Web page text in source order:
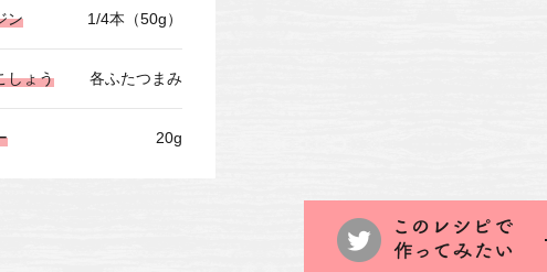
ン 1/4本（50g）
しょう 各ふたつまみ
20g